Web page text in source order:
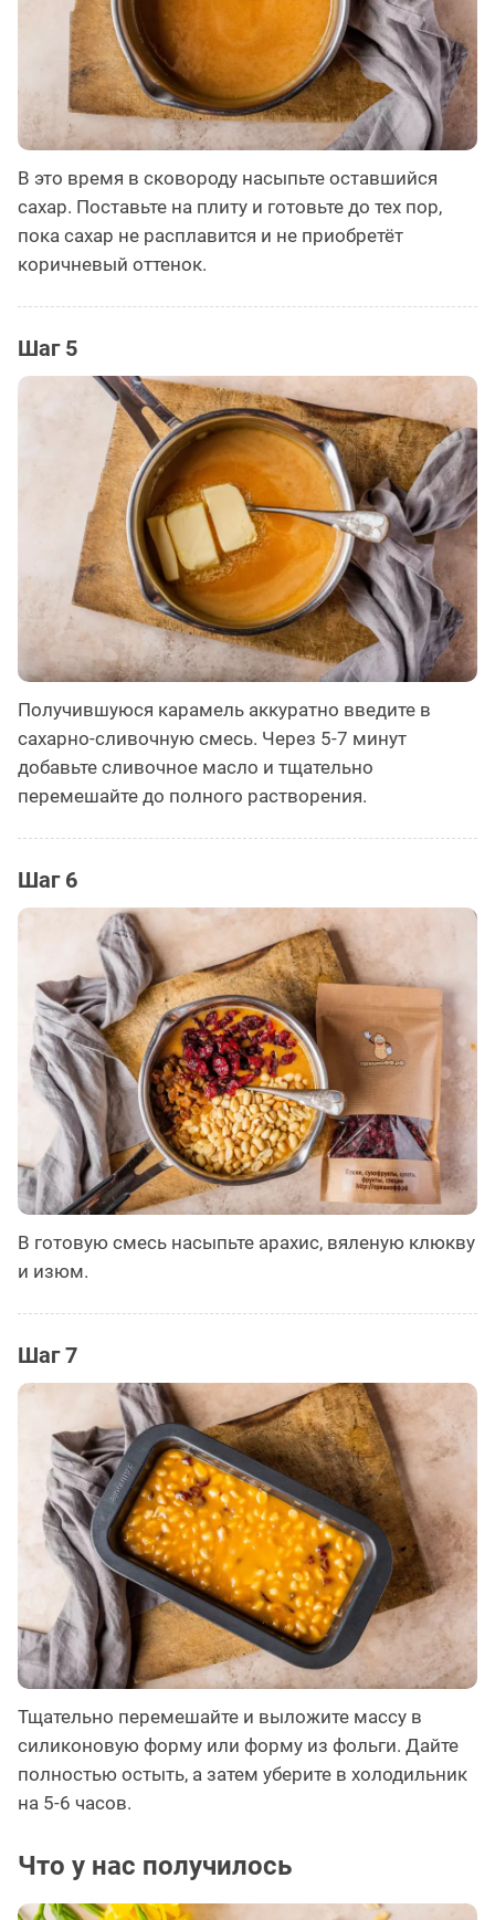
В это время в сковороду насыпьте оставшийся
сахар. Поставьте на плиту и готовьте до тех пор,
пока сахар не расплавится и не приобретёт
коричневый оттенок.
Шаг 5
Получившуюся карамель аккуратно введите в
сахарно-сливочную смесь. Через 5-7 минут
добавьте сливочное масло и тщательно
перемешайте до полного растворения.
Шаг 6
В готовую смесь насыпьте арахис, вяленую клюкву
и изюм.
Шаг 7
Тщательно перемешайте и выложите массу в
силиконовую форму или форму из фольги. Дайте
полностью остыть, а затем уберите в холодильник
на 5-6 часов.
Что у нас получилось